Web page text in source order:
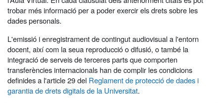
trobar més informació per a poder exercir els drets sobre les
dades personals.
L'emissió i enregistrament de contingut audiovisual a l'entorn
docent, així com la seua reproducció o difusió, o també la
integració de serveis de terceres parts que comporten
transferències internacionals han de complir les condicions
definides a l'article 29 del Reglament de protecció de dades i
garantia de drets digitals de la Universitat.